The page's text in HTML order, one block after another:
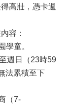
高壯，憑卡週
容：
學童。
週日（23時59
法累積至下
（7-